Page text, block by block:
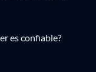
es confiable?